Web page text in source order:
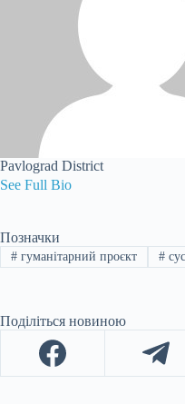
Pavlograd District
See Full Bio
Позначки
#гуманітарний проєкт #
Поділіться новиною